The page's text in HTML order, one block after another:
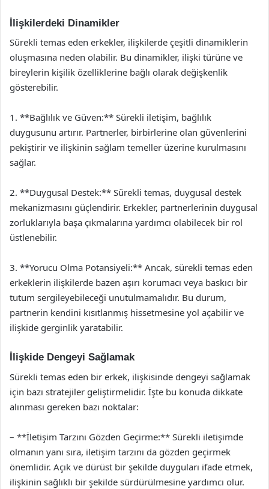
İlişkilerdeki Dinamikler
Sürekli temas eden erkekler, ilişkilerde çeşitli dinamiklerin
oluşmasına neden olabilir. Bu dinamikler, ilişki türüne ve
bireylerin kişilik özelliklerine bağlı olarak değişkenlik
gösterebilir.
1. **Bağlılık ve Güven:** Sürekli iletişim, bağlılık
duygusunu artırır. Partnerler, birbirlerine olan güvenlerini
pekiştirir ve ilişkinin sağlam temeller üzerine kurulmasını
sağlar.
2. **Duygusal Destek:** Sürekli temas, duygusal destek
mekanizmasını güçlendirir. Erkekler, partnerlerinin duygusal
zorluklarıyla başa çıkmalarına yardımcı olabilecek bir rol
üstlenebilir.
3. **Yorucu Olma Potansiyeli:** Ancak, sürekli temas eden
erkeklerin ilişkilerde bazen aşırı korumacı veya baskıcı bir
tutum sergileyebileceği unutulmamalıdır. Bu durum,
partnerin kendini kısıtlanmış hissetmesine yol açabilir ve
ilişkide gerginlik yaratabilir.
İlişkide Dengeyi Sağlamak
Sürekli temas eden bir erkek, ilişkisinde dengeyi sağlamak
için bazı stratejiler geliştirmelidir. İşte bu konuda dikkate
alınması gereken bazı noktalar:
– **İletişim Tarzını Gözden Geçirme:** Sürekli iletişimde
olmanın yanı sıra, iletişim tarzını da gözden geçirmek
önemlidir. Açık ve dürüst bir şekilde duyguları ifade etmek,
ilişkinin sağlıklı bir şekilde sürdürülmesine yardımcı olur.